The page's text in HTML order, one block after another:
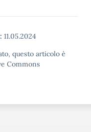
11.05.2024
questo articolo è
Commons